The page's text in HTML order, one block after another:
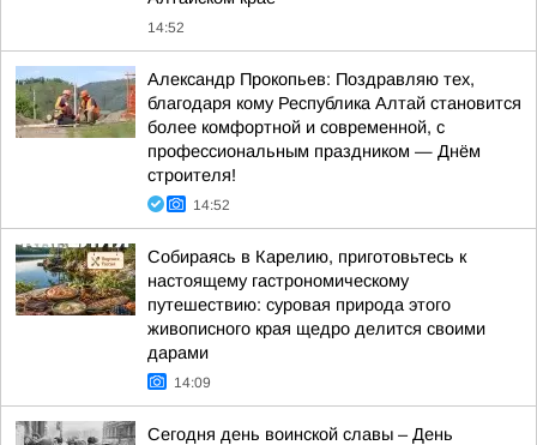
14:52
Александр Прокопьев: Поздравляю тех,
благодаря кому Республика Алтай становится
более комфортной и современной, с
профессиональным праздником — Днём
строителя!
14:52
Собираясь в Карелию, приготовьтесь к
настоящему гастрономическому
путешествию: суровая природа этого
живописного края щедро делится своими
дарами
14:09
Сегодня день воинской славы – День